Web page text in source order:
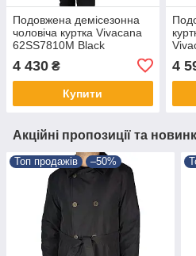
Подовжена демісезонна
чоловіча куртка Vivacana
62SS7810M Black
4 430 ₴
Купити
4
Акційні пропозиції та
Топ продажів –50%